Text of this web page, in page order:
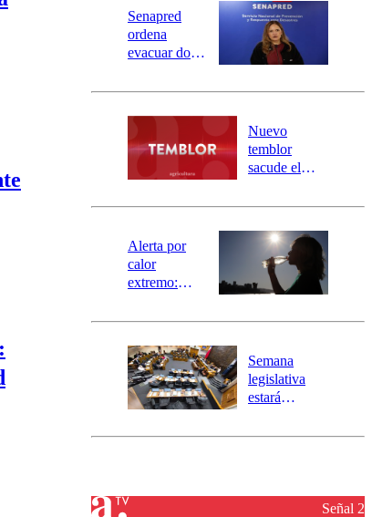
Universidad de Chile
Sustentabilidad
Senapred
ordena
evacuar dos
Carahue por
río Damas:
activa
mensajería
SAE
Nuevo
temblor
sacude el
revisa la
epicentro
Alerta por
calor
extremo:
activa Alerta
Preventiva en
tres comunas
Semana
legislativa
estará
el fin de la
reconstrucciónSeñal 2